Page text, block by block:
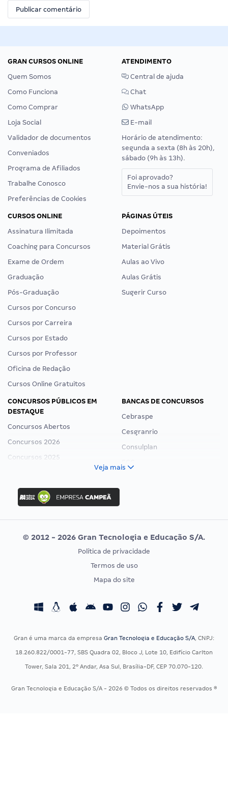
GRAN CURSOS ONLINE
Quem Somos
Como Funciona
Como Comprar
Loja Social
Validador de documentos
Conveniados
Programa de Afiliados
Trabalhe Conosco
Preferências de Cookies
ATENDIMENTO
Central de ajuda
Chat
WhatsApp
E-mail
Horário de atendimento:
segunda a sexta (8h às 20h),
sábado (9h às 13h).
Foi aprovado?
Envie-nos a sua história!
CURSOS ONLINE
Assinatura Ilimitada
Coaching para Concursos
Exame de Ordem
Graduação
Pós-Graduação
Cursos por Concurso
Cursos por Carreira
Cursos por Estado
Cursos por Professor
Oficina de Redação
Cursos Online Gratuitos
PÁGINAS ÚTEIS
Depoimentos
Material Grátis
Aulas ao Vivo
Aulas Grátis
Sugerir Curso
CONCURSOS PÚBLICOS EM
DESTAQUE
Concursos Abertos
Concursos 2026
Concursos 2025
Concurso Ibama
Concurso MPU
Editais publicados
BANCAS DE CONCURSOS
Cebraspe
Cesgranrio
Consulplan
Vunesp
CONCURSOS POR PROFISSÃO
Concursos Fiscais
Concursos Saúde
Residência Multiprofissional
EXAME DE ORDEM
Calendário OAB
Veja mais
© 2012 - 2026 Gran Tecnologia e Educação S/A.
Política de privacidade
Termos de uso
Mapa do site
Gran é uma marca da empresa Gran Tecnologia e Educação S/A, CNPJ:
18.260.822/0001-77, SBS Quadra 02, Bloco J, Lote 10, Edifício Carlton
Tower, Sala 201, 2º Andar, Asa Sul, Brasília-DF, CEP 70.070-120.
Gran Tecnologia e Educação S/A - 2026 © Todos os direitos reservados ®